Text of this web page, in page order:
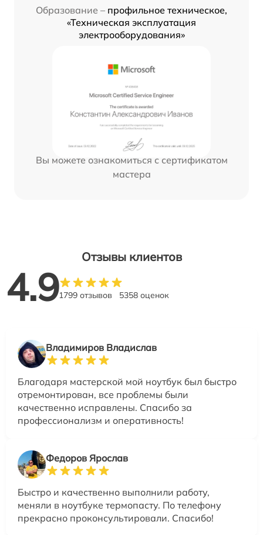
Образование – профильное техническое,
«Техническая эксплуатация
электрооборудования»
Вы можете ознакомиться с сертификатом
мастера
Отзывы клиентов
4.91799 отзывов 5358 оценок
Владимиров Владислав
Благодаря мастерской мой ноутбук был быстро
отремонтирован, все проблемы были
качественно исправлены. Спасибо за
профессионализм и оперативность!
Федоров Ярослав
Быстро и качественно выполнили работу,
меняли в ноутбуке термопасту. По телефону
прекрасно проконсультировали. Спасибо!